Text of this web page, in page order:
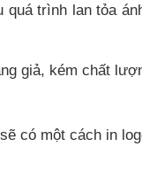
trình lan tỏa
giả, kém chất
có một cách in